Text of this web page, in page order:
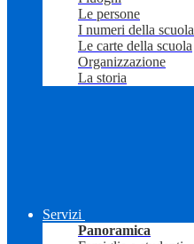
Le persone
I numeri della scuola
Le carte della scuola
Organizzazione
La storia
Servizi
Panoramica